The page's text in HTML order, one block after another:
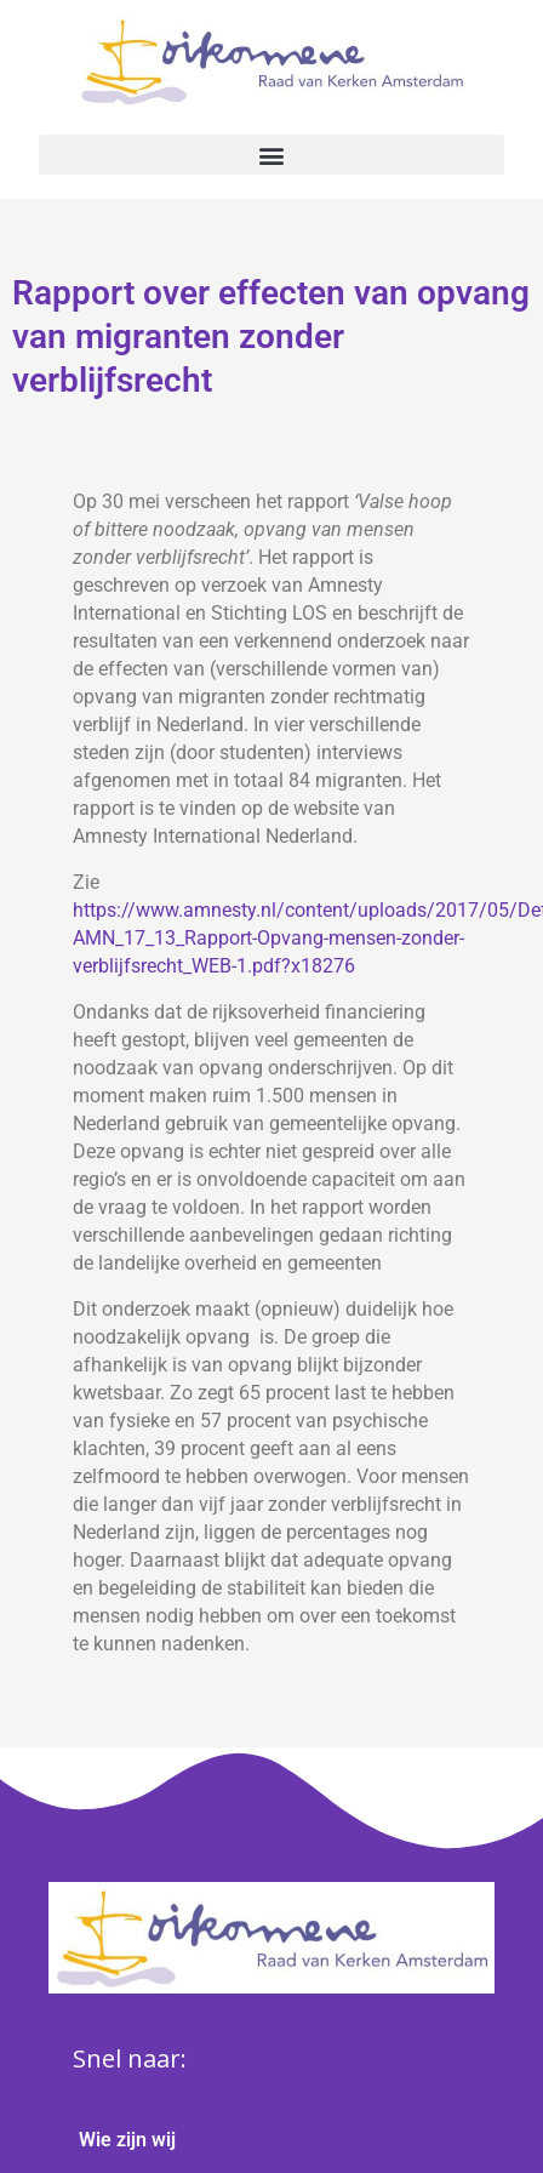
Rapport over effecten van opvang
van migranten zonder
verblijfsrecht
Op 30 mei verscheen het rapport ‘Valse hoop
of bittere noodzaak, opvang van mensen
zonder verblijfsrecht’. Het rapport is
geschreven op verzoek van Amnesty
International en Stichting LOS en beschrijft de
resultaten van een verkennend onderzoek naar
de effecten van (verschillende vormen van)
opvang van migranten zonder rechtmatig
verblijf in Nederland. In vier verschillende
steden zijn (door studenten) interviews
afgenomen met in totaal 84 migranten. Het
rapport is te vinden op de website van
Amnesty International Nederland.
Zie
https://www.amnesty.nl/content/uploads/2017/05/
AMN_17_13_Rapport-Opvang-mensen-zonder-
verblijfsrecht_WEB-1.pdf?x18276
Ondanks dat de rijksoverheid financiering
heeft gestopt, blijven veel gemeenten de
noodzaak van opvang onderschrijven. Op dit
moment maken ruim 1.500 mensen in
Nederland gebruik van gemeentelijke opvang.
Deze opvang is echter niet gespreid over alle
regio’s en er is onvoldoende capaciteit om aan
de vraag te voldoen. In het rapport worden
verschillende aanbevelingen gedaan richting
de landelijke overheid en gemeenten
Dit onderzoek maakt (opnieuw) duidelijk hoe
noodzakelijk opvang is. De groep die
afhankelijk is van opvang blijkt bijzonder
kwetsbaar. Zo zegt 65 procent last te hebben
van fysieke en 57 procent van psychische
klachten, 39 procent geeft aan al eens
zelfmoord te hebben overwogen. Voor mensen
die langer dan vijf jaar zonder verblijfsrecht in
Nederland zijn, liggen de percentages nog
hoger. Daarnaast blijkt dat adequate opvang
en begeleiding de stabiliteit kan bieden die
mensen nodig hebben om over een toekomst
te kunnen nadenken.
Snel naar:
Wie zijn wij